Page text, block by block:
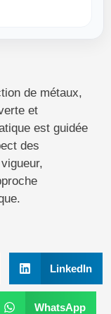
de métaux,
et
est guidée
des
LinkedIn
WhatsApp